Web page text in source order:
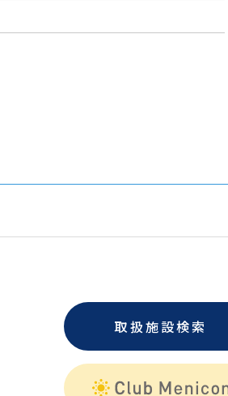
取扱施設検索